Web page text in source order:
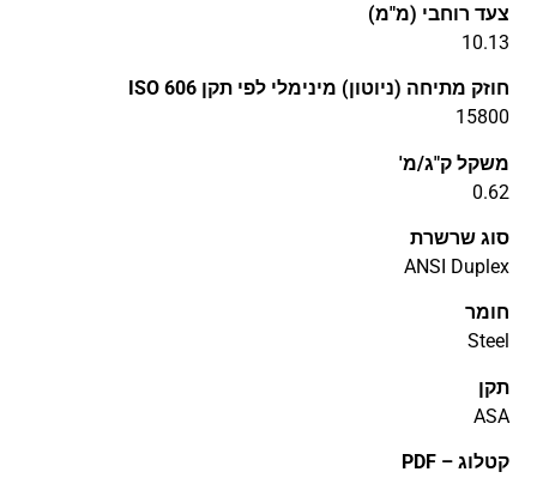
צעד רוחבי (מ"מ)
10.13
חוזק מתיחה (ניוטון) מינימלי לפי תקן ISO 606
15800
משקל ק"ג/מ'
0.62
סוג שרשרת
ANSI Duplex
חומר
Steel
תקן
ASA
קטלוג – PDF